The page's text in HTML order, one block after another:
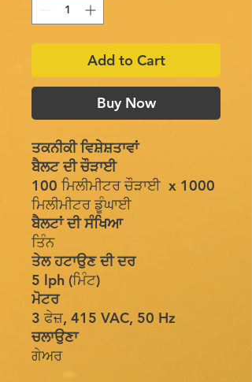
Add to Cart
Buy Now
ਤਕਨੀਕੀ ਵਿਸ਼ੇਸ਼ਤਾਵਾਂ
ਬੈਲਟ ਦੀ ਚੌੜਾਈ
100 ਮਿਲੀਮੀਟਰ ਚੌੜਾਈ x 1000
ਮਿਲੀਮੀਟਰ ਡੂੰਘਾਈ
ਬੈਲਟਾਂ ਦੀ ਸੰਖਿਆ
ਤਿੰਨ
ਤੇਲ ਹਟਾਉਣ ਦੀ ਦਰ
5 lph (ਮਿੰਟ)
ਮੋਟਰ
3 ਫੇਜ਼, 415 VAC, 50 Hz
ਚਲਾਉਣਾ
ਗੇਅਰ